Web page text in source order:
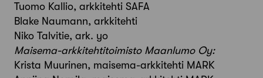
Tuomo Kallio, arkkitehti SAFA
Blake Naumann, arkkitehti
Niko Talvitie, ark. yo
Maisema-arkkitehtitoimisto Maanlumo Oy:
Krista Muurinen, maisema-arkkitehti MARK